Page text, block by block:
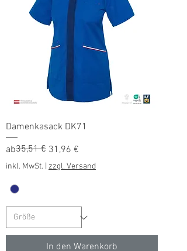
Damenkasack DK71
ab
Standardpreis
35,51 € 31,96 €
Sale-Preis
inkl. MwSt. zzgl. Versand
In den Warenkorb